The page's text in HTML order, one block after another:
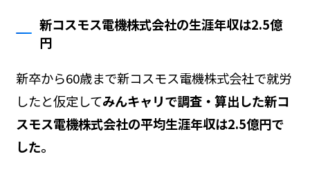
新コスモス電機株式会社の生涯年収は2.5億
円
新卒から60歳まで新コスモス電機株式会社で就労
したと仮定してみんキャリで調査・算出した新コ
スモス電機株式会社の平均生涯年収は2.5億円で
した。